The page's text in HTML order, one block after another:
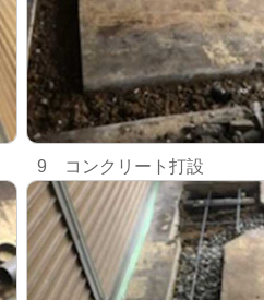
9 コンクリート打設